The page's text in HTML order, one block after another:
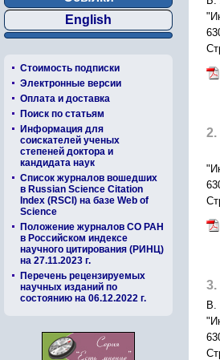
English
Стоимость подписки
Электронные версии
Оплата и доставка
Поиск по статьям
Информация для
соискателей ученых
степеней доктора и
кандидата наук
Список журналов вошедших
в Russian Science Citation
Index (RSCI) на базе Web of
Science
Положение журналов СО РАН
в Российском индексе
научного цитирования (РИНЦ)
на 27.11.2023 г.
Перечень рецензируемых
научных изданий по
состоянию на 06.12.2022 г.
2.
3.
В.